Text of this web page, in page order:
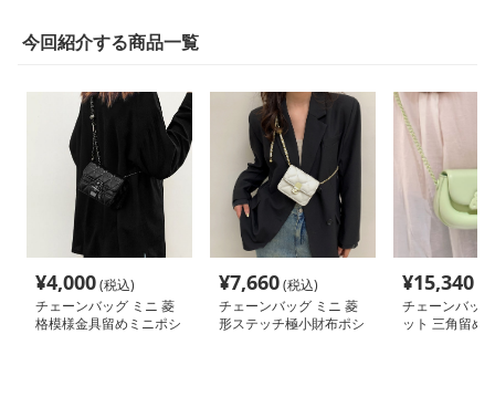
今回紹介する商品一覧
¥4,000(税込)
チェーンバッグ ミニ 菱
格模様金具留めミニポシ
¥7,660(税込)
チェーンバッグ ミニ 菱
形ステッチ極小財布ポシ
¥15,340
チェーンバッ
ット 三角留め